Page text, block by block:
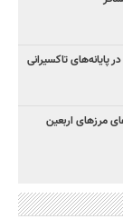
پایانه‌های تاکسیرانی
مرزهای اربعین